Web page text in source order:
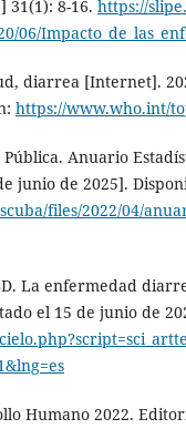
31(1): 8-16. https://
06/
diarrea [Internet].
https://www.who.int/
Anuario
junio de 2025].
files/2022/04/
La enfermedad
el 15 de junio de
Humano 2022.